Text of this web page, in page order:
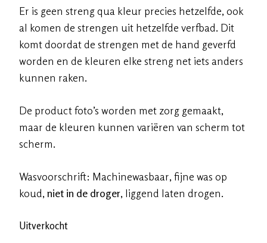
Er is geen streng qua kleur precies hetzelfde, ook
al komen de strengen uit hetzelfde verfbad. Dit
komt doordat de strengen met de hand geverfd
worden en de kleuren elke streng net iets anders
kunnen raken.
De product foto’s worden met zorg gemaakt,
maar de kleuren kunnen variëren van scherm tot
scherm.
Wasvoorschrift: Machinewasbaar, fijne was op
koud, niet in de droger, liggend laten drogen.
Uitverkocht